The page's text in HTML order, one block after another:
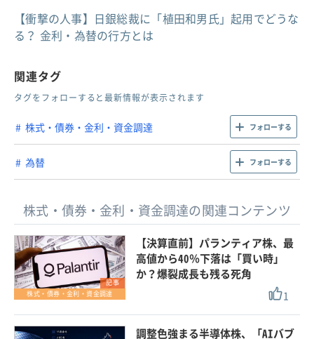
【衝撃の人事】日銀総裁に「植田和男氏」起用でどうな
る？ 金利・為替の行方とは
関連タグ
タグをフォローすると最新情報が表示されます
株式・債券・金利・資金調達 フォローする
為替 フォローする
株式・債券・金利・資金調達の関連コンテンツ
記事
株式・債券・金利・資金調達
【決算直前】パランティア株、最
高値から40％下落は「買い時」
か？爆裂成長も残る死角
1
調整色強まる半導体株、「AIバブ